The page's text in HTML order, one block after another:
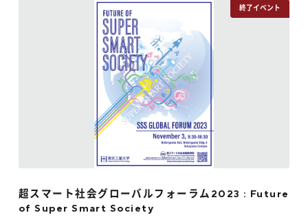
超スマート社会グローバルフォーラム2023 : Future
of Super Smart Society